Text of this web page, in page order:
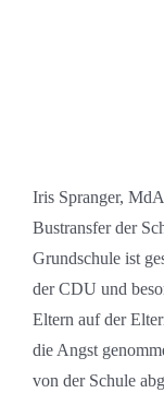
Iris Spranger,
Bustransfer der
Grundschule ist
der CDU und
Eltern auf der
die Angst
von der Schule